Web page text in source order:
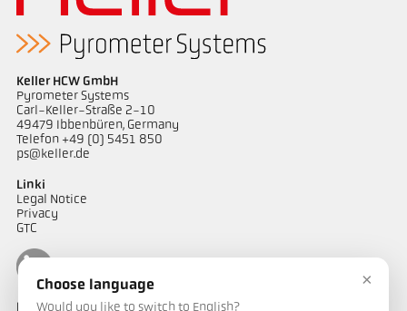
Keller HCW GmbH
Pyrometer Systems
Carl-Keller-Straße 2-10
49479 Ibbenbüren, Germany
Telefon +49 (0) 5451 850
ps@keller.de
Linki
Legal Notice
Privacy
GTC
Kontakt
×
Choose language
Would you like to switch to English?